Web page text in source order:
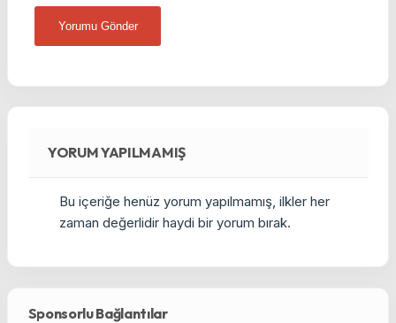
YORUM YAPILMAMIŞ
Bu içeriğe henüz yorum yapılmamış, ilkler her
zaman değerlidir haydi bir yorum bırak.
Sponsorlu Bağlantılar